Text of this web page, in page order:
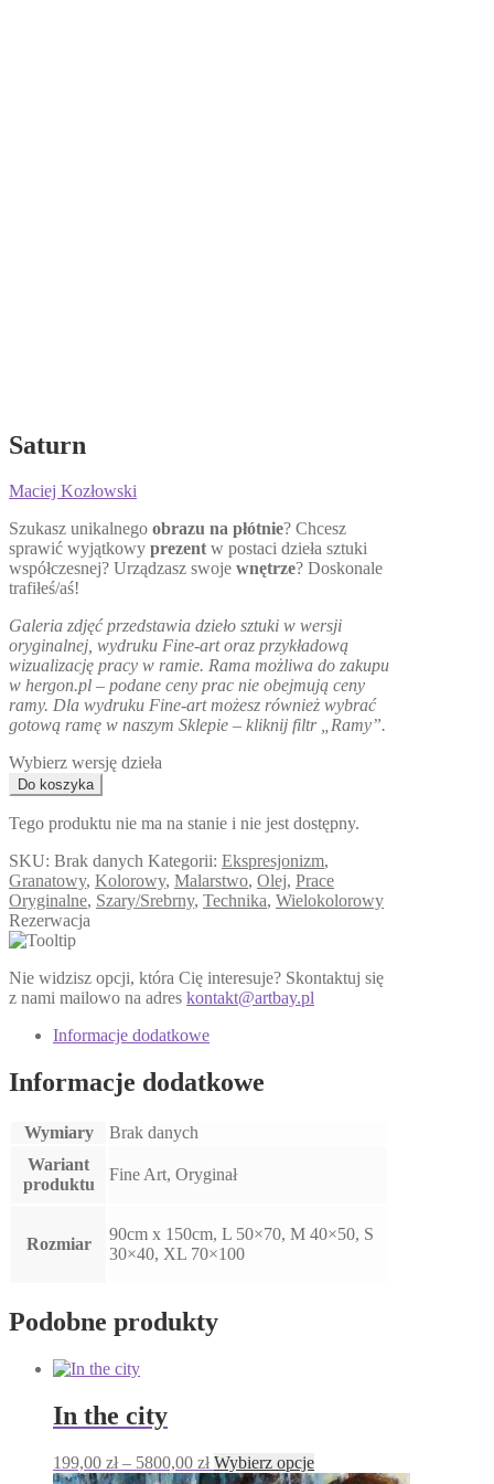
Saturn
Maciej Kozłowski
Szukasz unikalnego obrazu na płótnie? Chcesz
sprawić wyjątkowy prezentw postaci dzieła sztuki
współczesnej? Urządzasz swoje wnętrze? Doskonale
trafiłeś/aś!
Galeria zdjęć przedstawia dzieło sztuki w wersji
oryginalnej, wydruku Fine-art oraz przykładową
wizualizację pracy w ramie. Rama możliwa do zakupu
w hergon.pl – podane ceny prac nie obejmują ceny
ramy. Dla wydruku Fine-art możesz również wybrać
gotową ramę w naszym Sklepie – kliknij filtr „Ramy”.
Wybierz wersję dzieła
Tego produktu nie ma na stanie i nie jest dostępny.
SKU: Brak danych Kategorii: Ekspresjonizm,
Granatowy, Kolorowy, Malarstwo, Olej, Prace
Oryginalne, Szary/Srebrny, Technika, Wielokolorowy
Rezerwacja
Nie widzisz opcji, która Cię interesuje? Skontaktuj się
z nami mailowo na adres kontakt@artbay.pl
Informacje dodatkowe
Informacje dodatkowe
Wymiary
Brak danych
Wariant
produktu
Fine Art, Oryginał
Rozmiar
90cm x 150cm, L 50×70, M 40×50, S
30×40, XL 70×100
Podobne produkty
In the city
199,00 zł – 5800,00 złZakres
Wybierz opcjeTen